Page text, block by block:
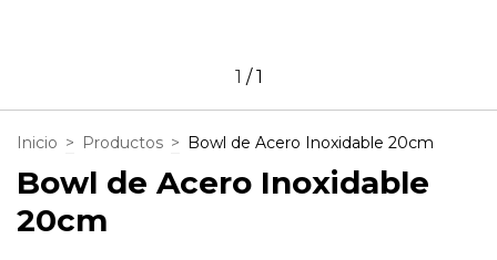
1 /1
Inicio > Productos > Bowl de Acero Inoxidable 20cm
Bowl de Acero Inoxidable
20cm